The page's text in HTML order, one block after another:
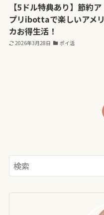
【5ドル特典あり】節約ア
プリibottaで楽しいアメリ
カお得生活！
2026年3月28日 ポイ活